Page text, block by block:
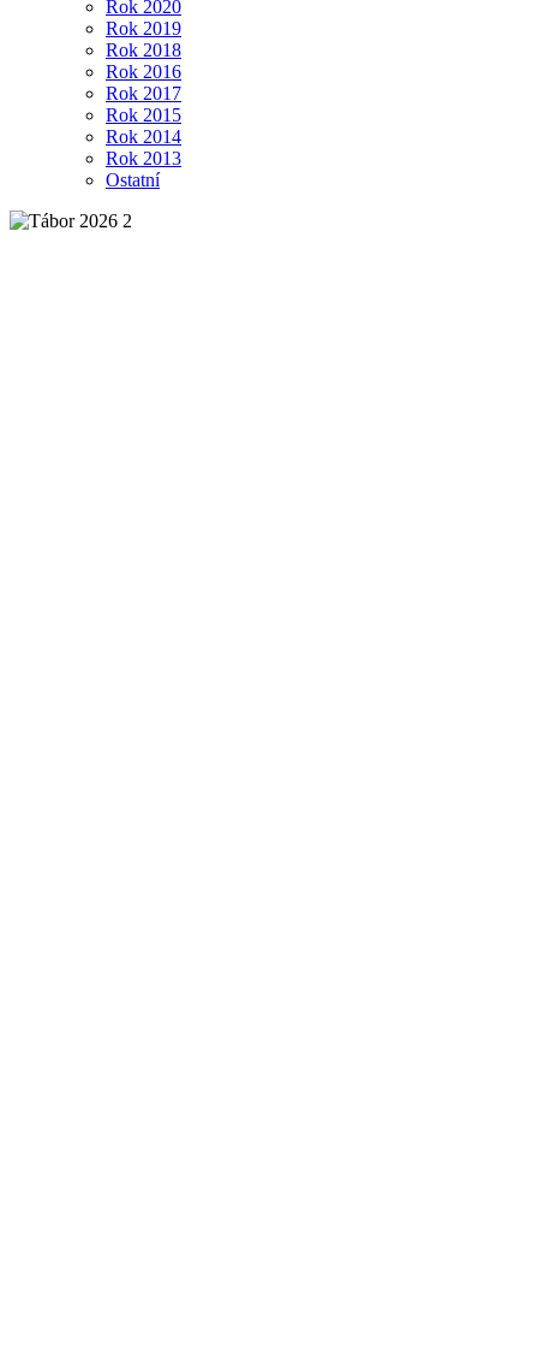
Rok 2020
Rok 2019
Rok 2018
Rok 2016
Rok 2017
Rok 2015
Rok 2014
Rok 2013
Ostatní